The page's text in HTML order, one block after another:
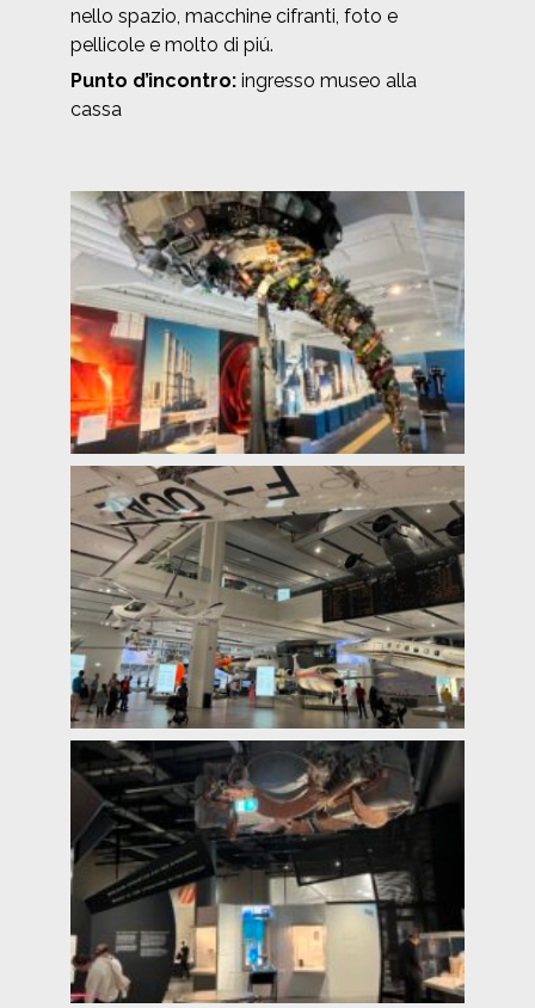
nello spazio, macchine cifranti, foto e
pellicole e molto di piú.
Punto d’incontro: ingresso museo alla
cassa